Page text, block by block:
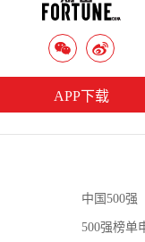
中国500强
500强榜单
APP下载